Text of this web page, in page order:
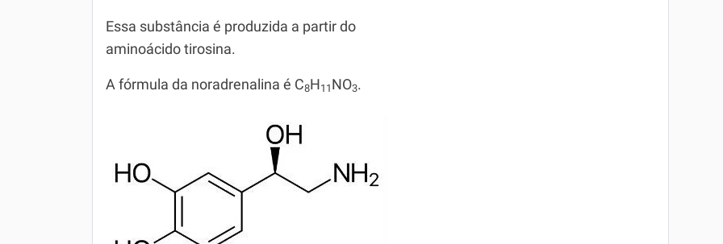
Essa substância é produzida a partir do
aminoácido tirosina.
A fórmula da noradrenalina é C8H 11 NO3.